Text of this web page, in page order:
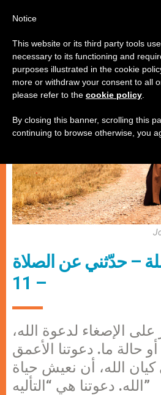
روحانيّة
– حدّثني عن الصلاة
– 11
على الإصغاء لدعوة الله،
حالة ما. دعوتنا الأعمق
الله، أن نعيش حياة
الله. دعوتنا هي “التأليه”
Notice
This website or its third party tools
necessary to its functioning and
purposes illustrated in the cookie
more or withdraw your consent to all
please refer to the cookie policy
By closing this banner, scrolling this
continuing to browse otherwise, you